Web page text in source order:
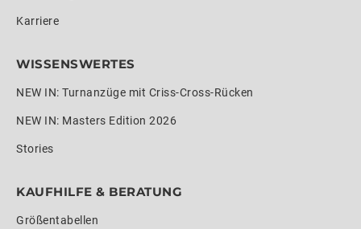
Karriere
WISSENSWERTES
NEW IN: Turnanzüge mit Criss-Cross-Rücken
NEW IN: Masters Edition 2026
Stories
KAUFHILFE & BERATUNG
Größentabellen